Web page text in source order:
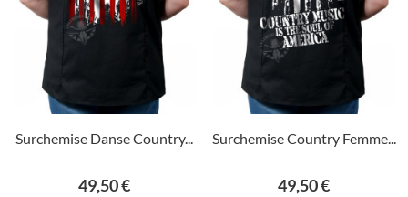
Surchemise Danse Country...
Prix
49,50 €
Surchemise Country Femme...
Prix
49,50 €